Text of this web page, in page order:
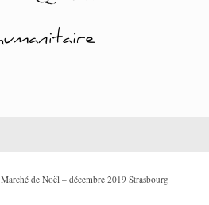
Marché de Noël – décembre 2019 Strasbourg